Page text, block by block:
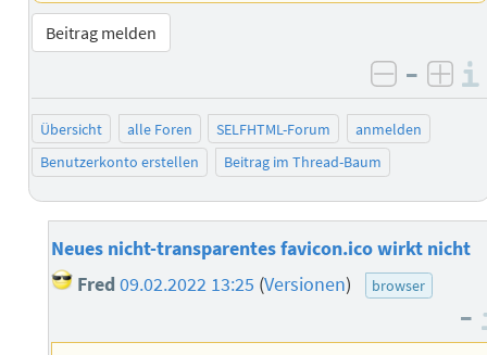
Beitrag melden
negativ
–
Übersicht alle Foren SELFHTML-Forum
anmelden
Benutzerkonto erstellen
Beitrag im Thread-Baum
Neues nicht-transparentes favicon.ico wirkt nicht
Fred 09.02.2022 13:25 (Versionen) browser
–